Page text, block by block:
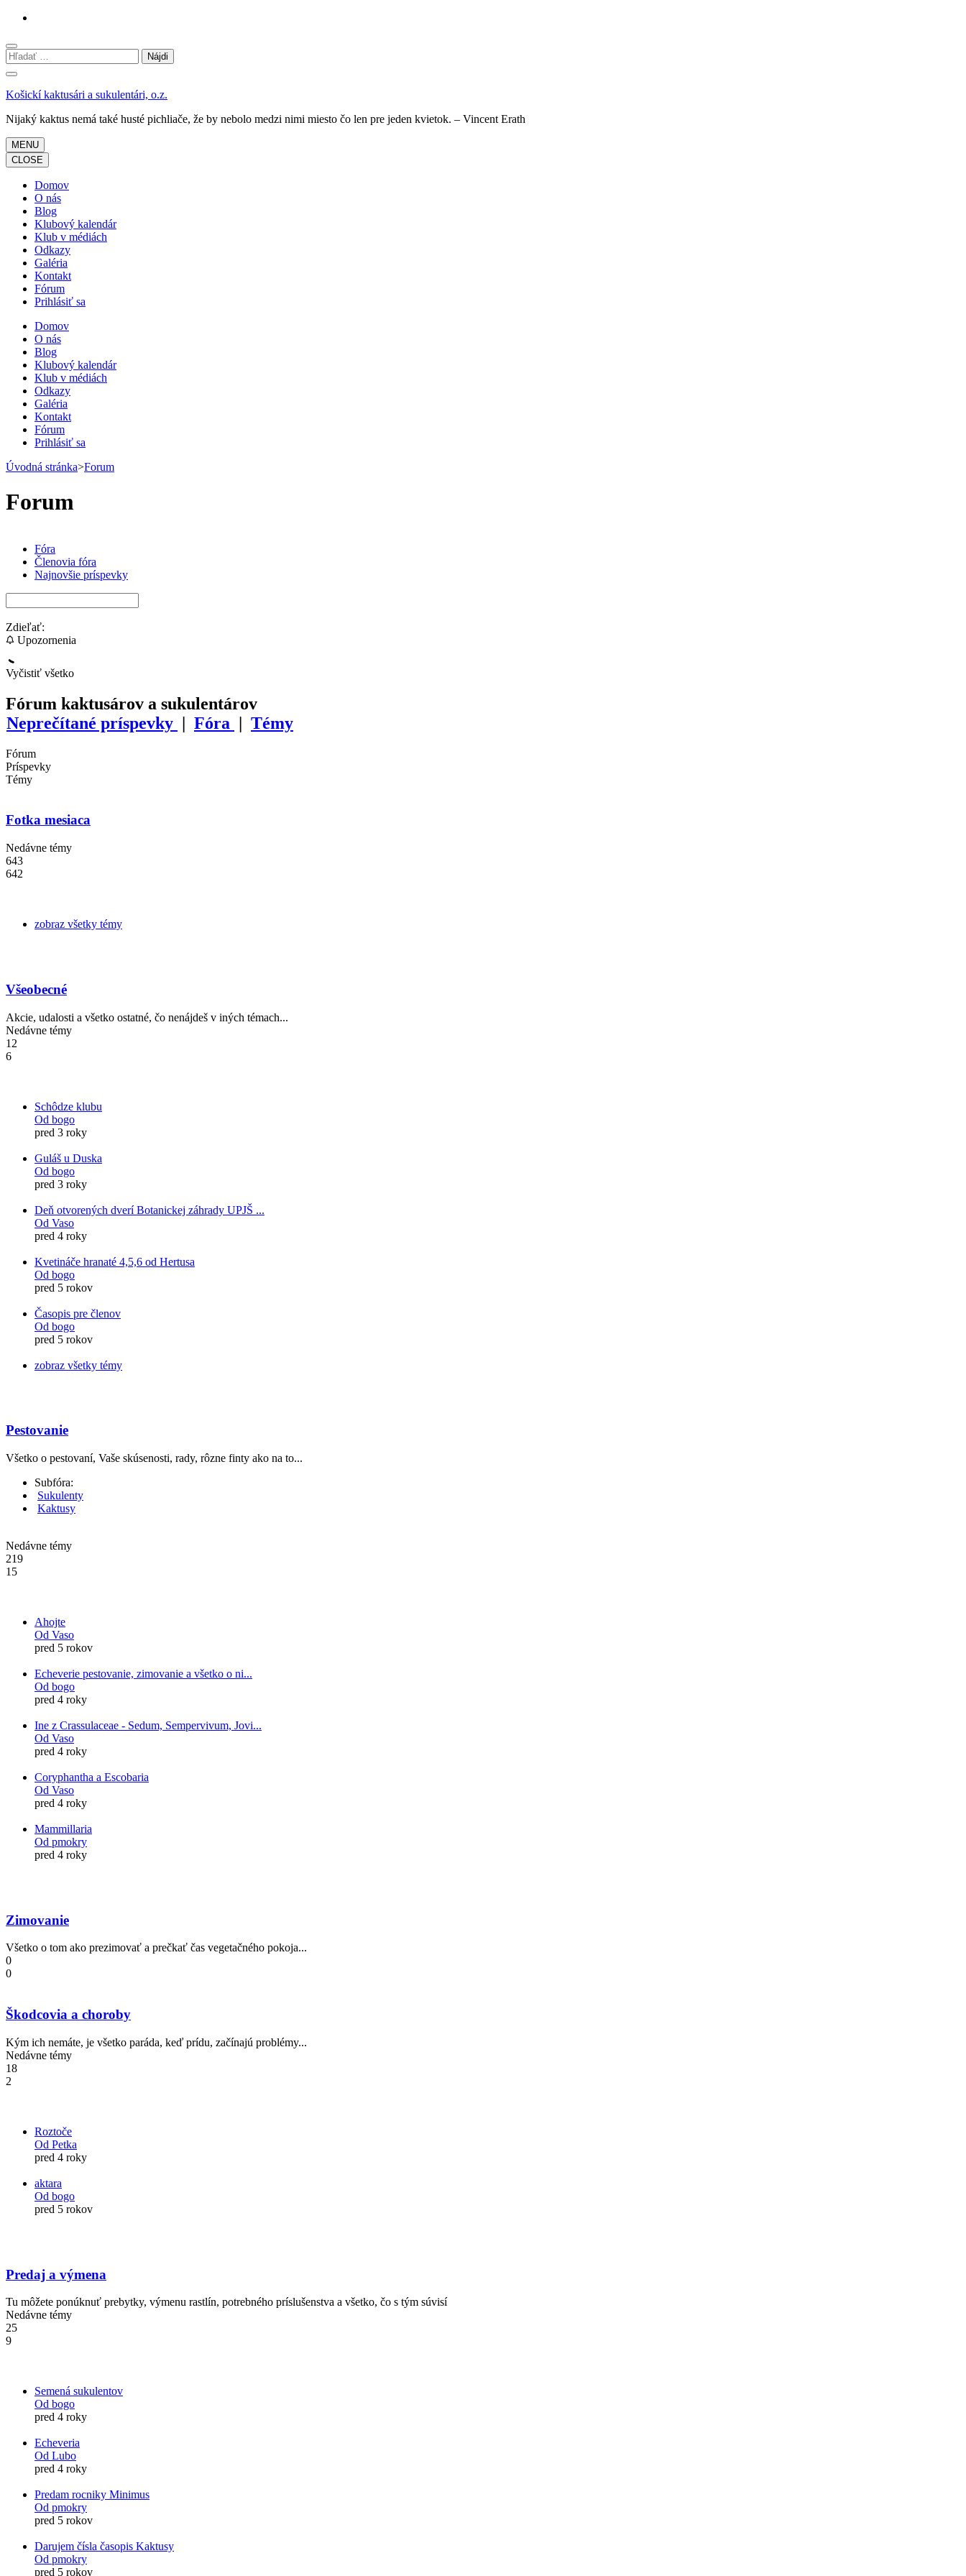
Skočiť
obsah
(stlačte
Hľadať:
Košickí kaktusári a sukulentári, o.z.
Nijaký kaktus nemá také husté pichliače, že by nebolo medzi nimi miesto čo len pre jeden kvietok. – Vincent Erath
MENU
CLOSE
Domov
O nás
Blog
Klubový kalendár
Klub v médiách
Odkazy
Galéria
Kontakt
Fórum
Prihlásiť sa
Domov
O nás
Blog
Klubový kalendár
Klub v médiách
Odkazy
Galéria
Kontakt
Fórum
Prihlásiť sa
Úvodná stránka>Forum
Forum
Fóra
Členovia fóra
Najnovšie príspevky
Zdieľať:
Upozornenia
Vyčistiť všetko
Fórum kaktusárov a sukulentárov
Neprečítané príspevky | Fóra | Témy
Fórum
Príspevky
Témy
Fotka mesiaca
Nedávne témy
643
642
zobraz všetky témy
Všeobecné
Akcie, udalosti a všetko ostatné, čo nenájdeš v iných témach...
Nedávne témy
12
6
Schôdze klubu
Od bogo
pred 3 roky
Guláš u Duska
Od bogo
pred 3 roky
Deň otvorených dverí Botanickej záhrady UPJŠ ...
Od Vaso
pred 4 roky
Kvetináče hranaté 4,5,6 od Hertusa
Od bogo
pred 5 rokov
Časopis pre členov
Od bogo
pred 5 rokov
zobraz všetky témy
Pestovanie
Všetko o pestovaní, Vaše skúsenosti, rady, rôzne finty ako na to...
Subfóra:
Sukulenty
Kaktusy
Nedávne témy
219
15
Ahojte
Od Vaso
pred 5 rokov
Echeverie pestovanie, zimovanie a všetko o ni...
Od bogo
pred 4 roky
Ine z Crassulaceae - Sedum, Sempervivum, Jovi...
Od Vaso
pred 4 roky
Coryphantha a Escobaria
Od Vaso
pred 4 roky
Mammillaria
Od pmokry
pred 4 roky
Zimovanie
Všetko o tom ako prezimovať a prečkať čas vegetačného pokoja...
0
0
Škodcovia a choroby
Kým ich nemáte, je všetko paráda, keď prídu, začínajú problémy...
Nedávne témy
18
2
Roztoče
Od Petka
pred 4 roky
aktara
Od bogo
pred 5 rokov
Predaj a výmena
Tu môžete ponúknuť prebytky, výmenu rastlín, potrebného príslušenstva a všetko, čo s tým súvisí
Nedávne témy
25
9
Semená sukulentov
Od bogo
pred 4 roky
Echeveria
Od Lubo
pred 4 roky
Predam rocniky Minimus
Od pmokry
pred 5 rokov
Darujem čísla časopis Kaktusy
Od pmokry
pred 5 rokov